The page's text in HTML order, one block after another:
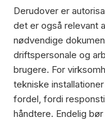
Derudover er
det er også relevant
nødvendige
driftspersonale og
brugere. For
tekniske
fordel, fordi
håndtere. Endelig